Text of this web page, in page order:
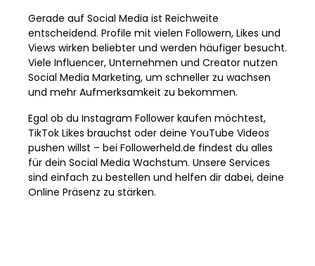
Gerade auf Social Media ist Reichweite
entscheidend. Profile mit vielen Followern, Likes und
Views wirken beliebter und werden häufiger besucht.
Viele Influencer, Unternehmen und Creator nutzen
Social Media Marketing, um schneller zu wachsen
und mehr Aufmerksamkeit zu bekommen.
Egal ob du Instagram Follower kaufen möchtest,
TikTok Likes brauchst oder deine YouTube Videos
pushen willst – bei Followerheld.de findest du alles
für dein Social Media Wachstum. Unsere Services
sind einfach zu bestellen und helfen dir dabei, deine
Online Präsenz zu stärken.